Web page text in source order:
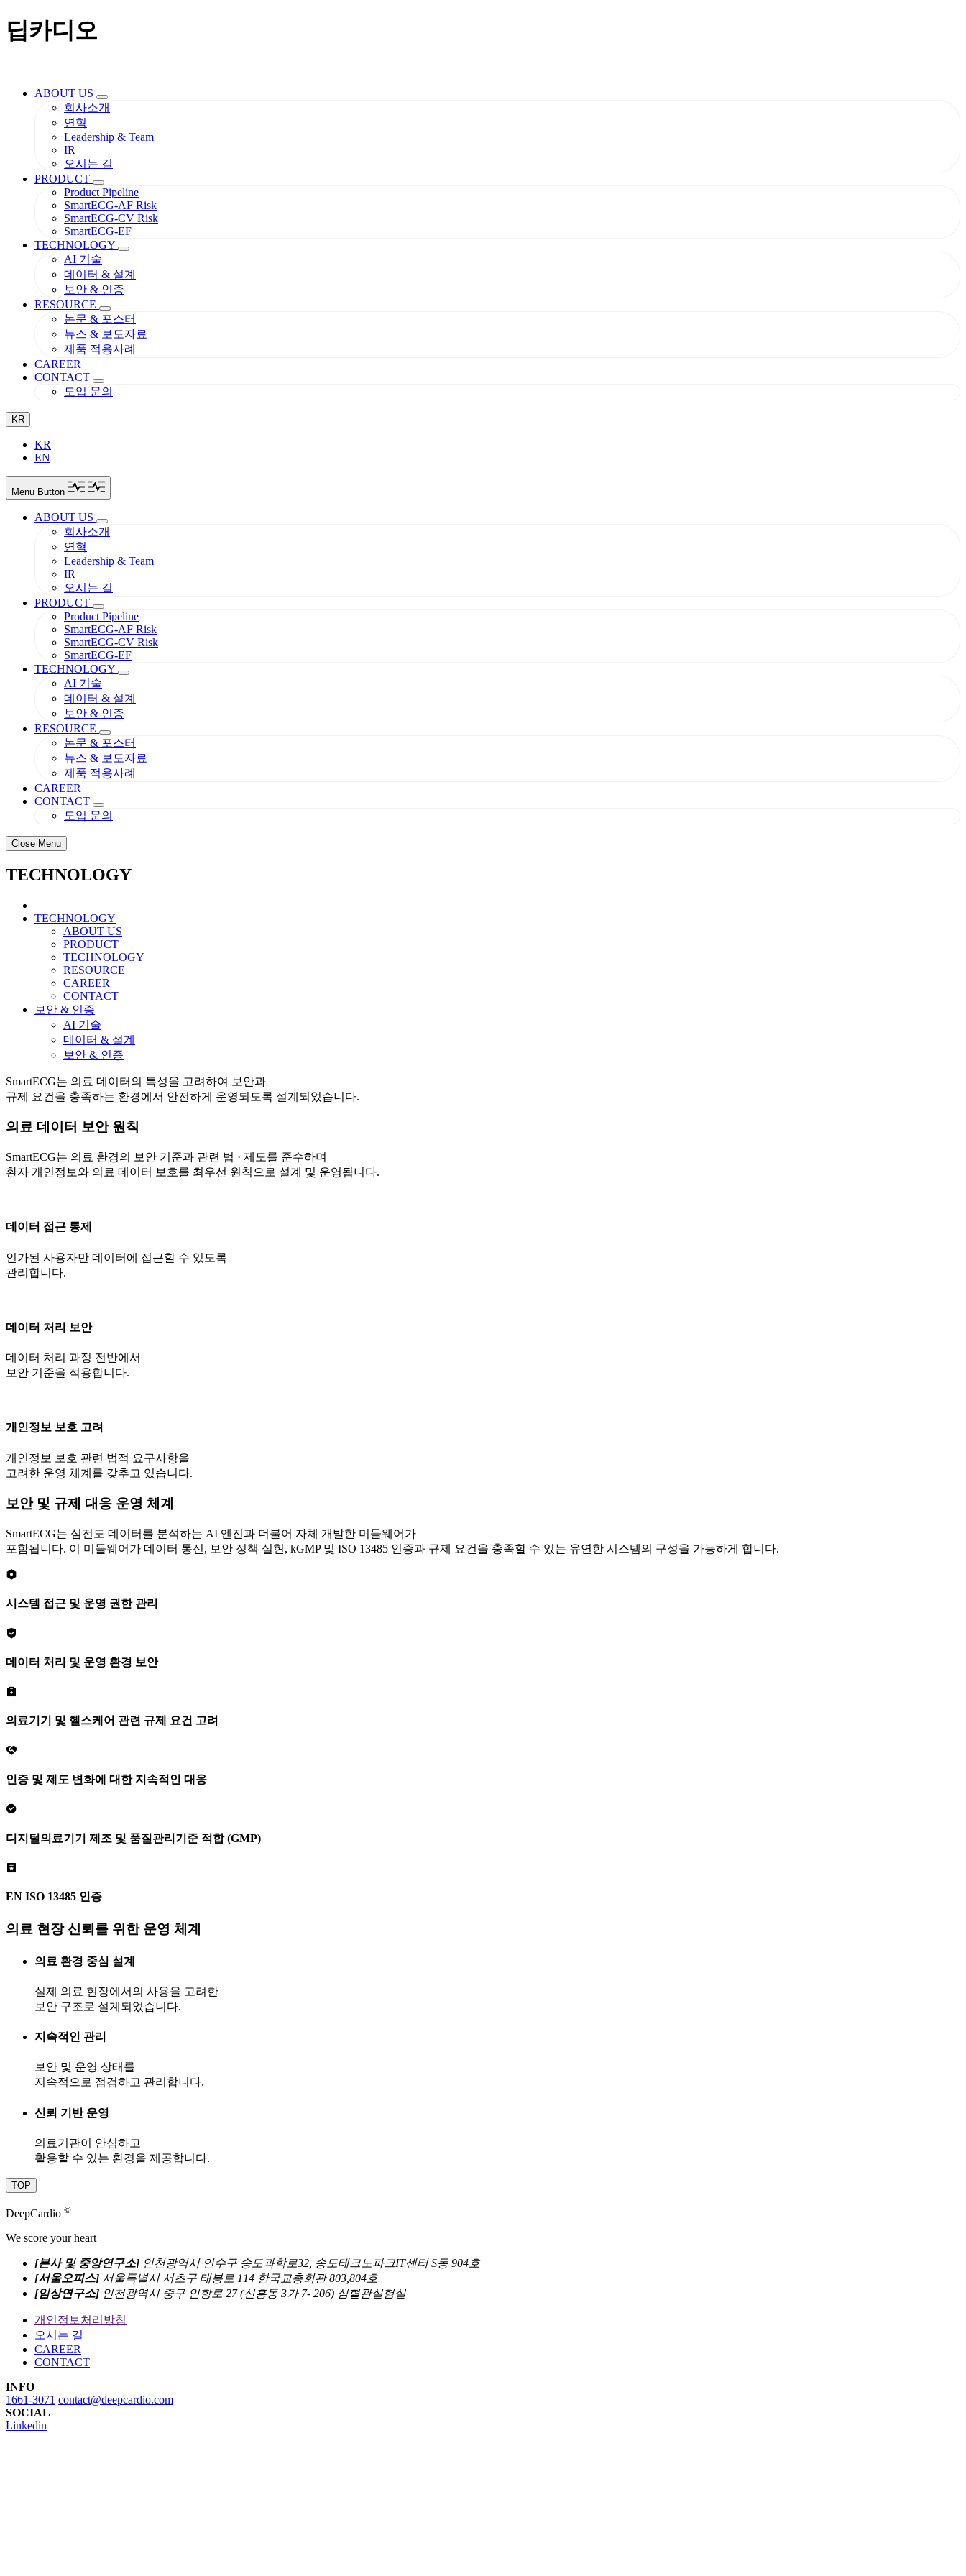
딥카디오
ABOUT US
회사소개
연혁
Leadership & Team
IR
오시는 길
PRODUCT
Product Pipeline
SmartECG-AF Risk
SmartECG-CV Risk
SmartECG-EF
TECHNOLOGY
AI 기술
데이터 & 설계
보안 & 인증
RESOURCE
논문 & 포스터
뉴스 & 보도자료
제품 적용사례
CAREER
CONTACT
도입 문의
KR
KR
EN
Menu Button
ABOUT US
회사소개
연혁
Leadership & Team
IR
오시는 길
PRODUCT
Product Pipeline
SmartECG-AF Risk
SmartECG-CV Risk
SmartECG-EF
TECHNOLOGY
AI 기술
데이터 & 설계
보안 & 인증
RESOURCE
논문 & 포스터
뉴스 & 보도자료
제품 적용사례
CAREER
CONTACT
도입 문의
Close Menu
TECHNOLOGY
TECHNOLOGY
ABOUT US
PRODUCT
TECHNOLOGY
RESOURCE
CAREER
CONTACT
보안 & 인증
AI 기술
데이터 & 설계
보안 & 인증
SmartECG는 의료 데이터의 특성을 고려하여 보안과
규제 요건을 충족하는 환경에서 안전하게 운영되도록 설계되었습니다.
의료 데이터 보안 원칙
SmartECG는 의료 환경의 보안 기준과 관련 법 · 제도를 준수하며
환자 개인정보와 의료 데이터 보호를 최우선 원칙으로 설계 및 운영됩니다.
데이터 접근 통제
인가된 사용자만 데이터에 접근할 수 있도록
관리합니다.
데이터 처리 보안
데이터 처리 과정 전반에서
보안 기준을 적용합니다.
개인정보 보호 고려
개인정보 보호 관련 법적 요구사항을
고려한 운영 체계를 갖추고 있습니다.
보안 및 규제 대응 운영 체계
SmartECG는 심전도 데이터를 분석하는 AI 엔진과 더불어 자체 개발한 미들웨어가
포함됩니다. 이 미들웨어가 데이터 통신, 보안 정책 실현, kGMP 및 ISO 13485 인증과 규제 요건을 충족할 수 있는 유연한 시스템의 구성을 가능하게 합니다.
시스템 접근 및 운영 권한 관리
데이터 처리 및 운영 환경 보안
의료기기 및 헬스케어 관련 규제 요건 고려
인증 및 제도 변화에 대한 지속적인 대응
디지털의료기기 제조 및 품질관리기준 적합(GMP)
EN ISO 13485 인증
의료 현장 신뢰를 위한 운영 체계
의료 환경 중심 설계
실제 의료 현장에서의 사용을 고려한
보안 구조로 설계되었습니다.
지속적인 관리
보안 및 운영 상태를
지속적으로 점검하고 관리합니다.
신뢰 기반 운영
의료기관이 안심하고
활용할 수 있는 환경을 제공합니다.
TOP
DeepCardio ©
We score your heart
[본사 및 중앙연구소] 인천광역시 연수구 송도과학로32, 송도테크노파크IT센터 S동 904호
[서울오피스] 서울특별시 서초구 태봉로 114 한국교총회관 803,804호
[임상연구소] 인천광역시 중구 인항로 27 (신흥동 3가 7- 206) 심혈관실험실
개인정보처리방침
오시는 길
CAREER
CONTACT
INFO
1661-3071 contact@deepcardio.com
SOCIAL
Linkedin